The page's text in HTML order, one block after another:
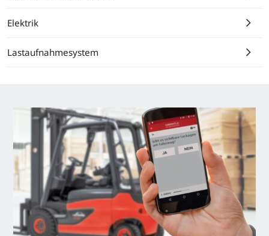
Elektrik
Lastaufnahmesystem